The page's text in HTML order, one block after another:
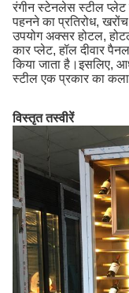
रंगीन स्टेनलेस स्टील
पहनने का प्रतिरोध,
उपयोग अक्सर होटल,
कार प्लेट, हॉल दीवार
किया जाता है।इसलिए,
स्टील एक प्रकार का
विस्तृत तस्वीरें